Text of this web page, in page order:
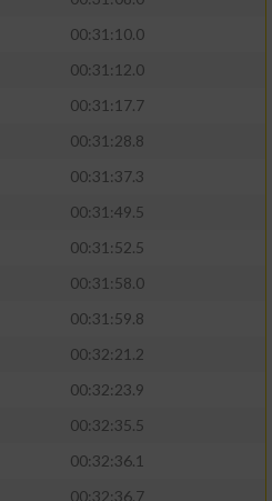
00:31:10.0
00:31:12.0
00:31:17.7
00:31:28.8
00:31:37.3
00:31:49.5
00:31:52.5
00:31:58.0
00:31:59.8
00:32:21.2
00:32:23.9
00:32:35.5
00:32:36.1
00:32:36.7